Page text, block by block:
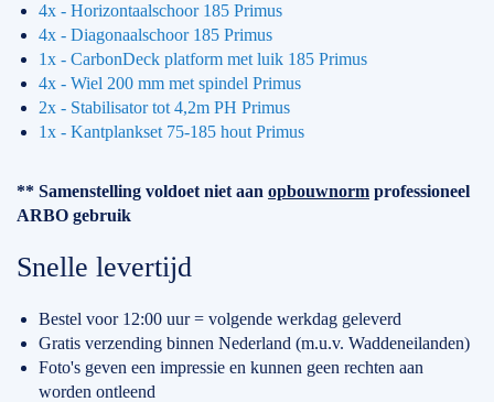
4x - Horizontaalschoor 185 Primus
4x - Diagonaalschoor 185 Primus
1x - CarbonDeck platform met luik 185 Primus
4x - Wiel 200 mm met spindel Primus
2x - Stabilisator tot 4,2m PH Primus
1x - Kantplankset 75-185 hout Primus
** Samenstelling voldoet niet aan opbouwnorm professioneel
ARBO gebruik
Snelle levertijd
Bestel voor 12:00 uur = volgende werkdag geleverd
Gratis verzending binnen Nederland (m.u.v. Waddeneilanden)
Foto's geven een impressie en kunnen geen rechten aan
worden ontleend